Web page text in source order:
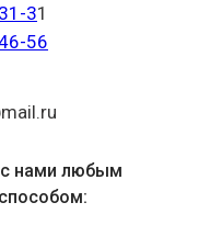
31
56
нами любым